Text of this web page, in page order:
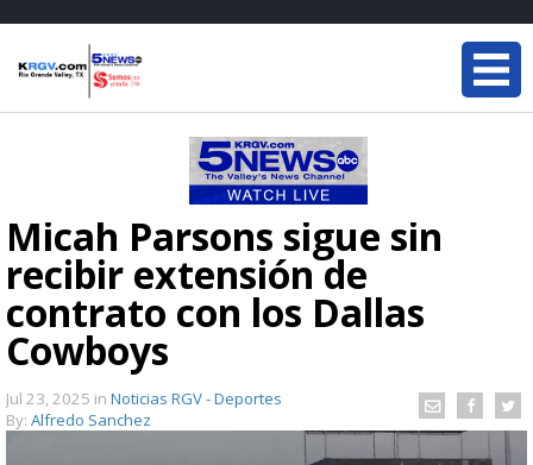
Micah Parsons sigue sin
recibir extensión de
contrato con los Dallas
Cowboys
Jul 23, 2025 in Noticias RGV - Deportes
By: Alfredo Sanchez